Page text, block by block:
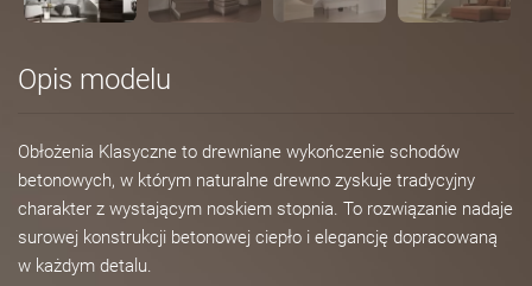
Opis modelu
Obłożenia Klasyczne to drewniane wykończenie schodów
betonowych, w którym naturalne drewno zyskuje tradycyjny
charakter z wystającym noskiem stopnia. To rozwiązanie nadaje
surowej konstrukcji betonowej ciepło i elegancję dopracowaną
w każdym detalu.